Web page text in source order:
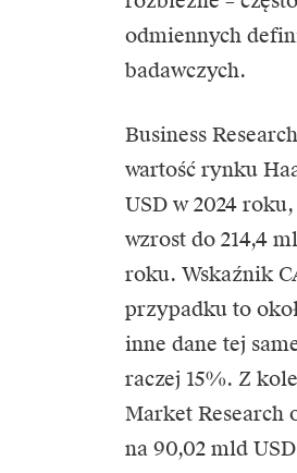
odmiennych
badawczych.
Business
wartość rynku
USD w 2024 roku
wzrost do 214,4
roku. Wskaźnik
przypadku to
inne dane tej
raczej 15%. Z
Market Research
na 90,02 mld